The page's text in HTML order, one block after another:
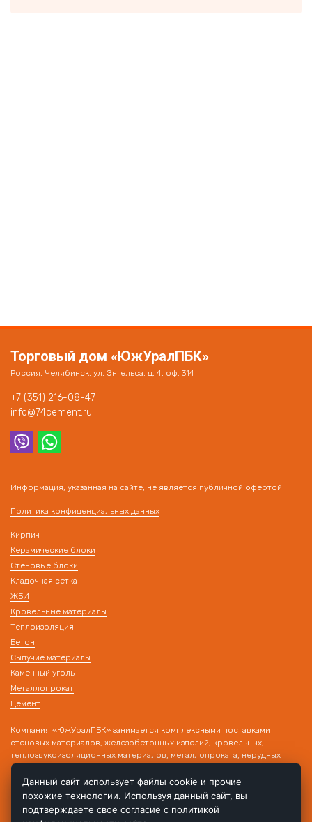
Торговый дом «ЮжУралПБК»
Россия, Челябинск, ул. Энгельса, д. 4, оф. 314
+7 (351) 216-08-47
info@74cement.ru
Информация, указанная на сайте, не является публичной офертой
Политика конфиденциальных данных
Кирпич
Керамические блоки
Стеновые блоки
Кладочная сетка
ЖБИ
Кровельные материалы
Теплоизоляция
Бетон
Сыпучие материалы
Каменный уголь
Металлопрокат
Цемент
Компания «ЮжУралПБК» занимается комплексными поставками
стеновых материалов, железобетонных изделий, кровельных,
теплозвукоизоляционных материалов, металлопроката, нерудных
материалов на строительные объекты. Наличие собственного
транспорта и склада позволяет производить поставку товара в день
обращения!
Данный сайт использует файлы cookie и прочие
похожие технологии. Используя данный сайт, вы
подтверждаете свое согласие с политикой